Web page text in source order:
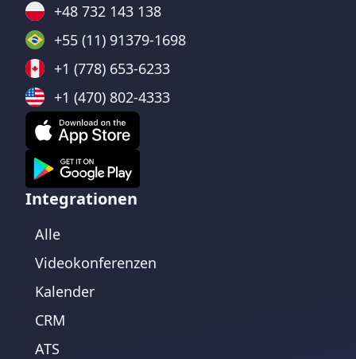
+48 732 143 138
+55 (11) 91379-1698
+1 (778) 653-6233
+1 (470) 802-4333
Integrationen
Alle
Videokonferenzen
Kalender
CRM
ATS